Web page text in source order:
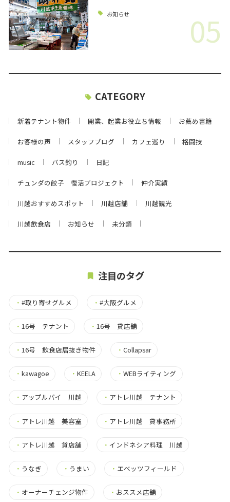
お知らせ 05
CATEGORY
新着テナント物件 開業、起業お役立ち情報 お薦め書籍
お客様の声 スタッフブログ カフェ巡り 格闘技
music バス釣り 日記
チュンダの餃子 復活プロジェクト 仲介実績
川越おすすめスポット 川越店舗 川越観光
川越飲食店 お知らせ 未分類
注目のタグ
・ #取り寄せグルメ ・#大阪グルメ
・ 16号 テナント ・16号 貸店舗
・ 16号 飲食店居抜き物件 ・Collapsar
・ kawagoe ・KEELA ・WEBライティング
・ アップルパイ 川越 ・ アトレ川越 テナント
・ アトレ川越 美容室 ・ アトレ川越 貸事務所
・ アトレ川越 貸店舗 ・ インドネシア料理 川越
・ うなぎ ・ うまい ・ エベッツフィールド
・ オーナーチェンジ物件 ・ おススメ店舗